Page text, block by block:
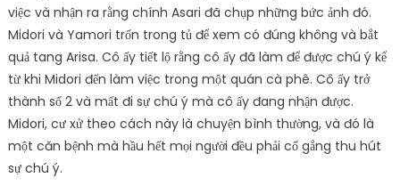
việc và nhận ra rằng chính Asari đã chụp những bức ảnh đó.
Midori và Yamori trốn trong tủ để xem có đúng không và bắt
quả tang Arisa. Cô ấy tiết lộ rằng cô ấy đã làm để được chú ý kể
từ khi Midori đến làm việc trong một quán cà phê. Cô ấy trở
thành số 2 và mất đi sự chú ý mà cô ấy đang nhận được.
Midori, cư xử theo cách này là chuyện bình thường, và đó là
một căn bệnh mà hầu hết mọi người đều phải cố gắng thu hút
sự chú ý.